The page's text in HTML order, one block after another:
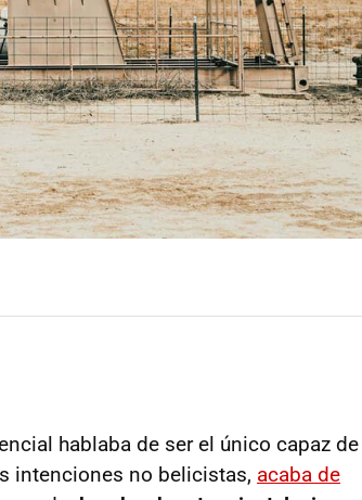
hablaba de ser el único capaz de
intenciones no belicistas, acaba de